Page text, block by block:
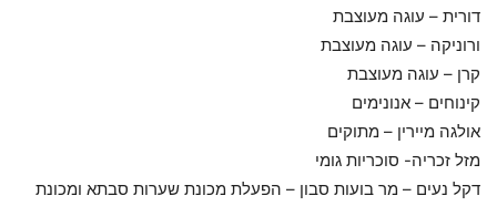
דורית – עוגה מעוצבת
ורוניקה – עוגה מעוצבת
קרן – עוגה מעוצבת
קינוחים – אנונימים
אולגה מיירין – מתוקים
מזל זכריה- סוכריות גומי
דקל נעים – מר בועות סבון – הפעלת מכונת שערות סבתא ומכונת